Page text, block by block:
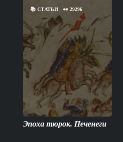
📚СТАТЬИ 👀29296
Эпоха тюрок. Печенеги